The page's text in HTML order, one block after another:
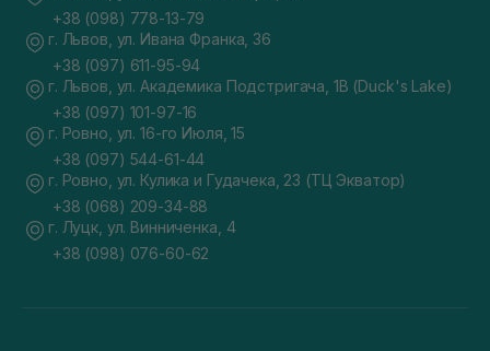
+38 (098) 778-13-79
г. Львов, ул. Ивана Франка, 36
+38 (097) 611-95-94
г. Львов, ул. Академика Подстригача, 1В (Duck's Lake)
+38 (097) 101-97-16
г. Ровно, ул. 16-го Июля, 15
+38 (097) 544-61-44
г. Ровно, ул. Кулика и Гудачека, 23 (ТЦ Экватор)
+38 (068) 209-34-88
г. Луцк, ул. Винниченка, 4
+38 (098) 076-60-62